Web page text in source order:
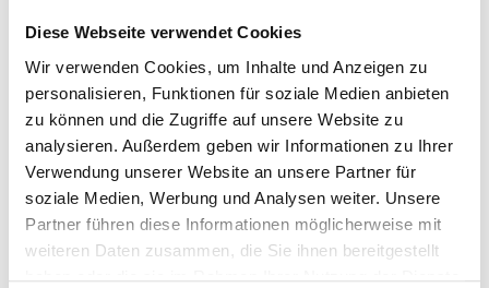
Diese Webseite verwendet Cookies
Wir verwenden Cookies, um Inhalte und Anzeigen zu
personalisieren, Funktionen für soziale Medien anbieten
zu können und die Zugriffe auf unsere Website zu
analysieren. Außerdem geben wir Informationen zu Ihrer
Verwendung unserer Website an unsere Partner für
soziale Medien, Werbung und Analysen weiter. Unsere
Partner führen diese Informationen möglicherweise mit
weiteren Daten zusammen, die Sie ihnen bereitgestellt
haben oder die sie im Rahmen Ihrer Nutzung der Dienste